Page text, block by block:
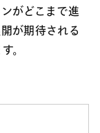
がどこまで進
が期待される
。